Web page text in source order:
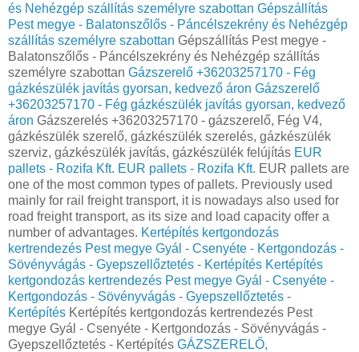
és Nehézgép szállítás személyre szabottan Gépszállítás
Pest megye - Balatonszőlős - Páncélszekrény és Nehézgép
szállítás személyre szabottan Gépszállítás Pest megye -
Balatonszőlős - Páncélszekrény és Nehézgép szállítás
személyre szabottan Gázszerelő +36203257170 - Fég
gázkészülék javítás gyorsan, kedvező áron Gázszerelő
+36203257170 - Fég gázkészülék javítás gyorsan, kedvező
áron Gázszerelés +36203257170 - gázszerelő, Fég V4,
gázkészülék szerelő, gázkészülék szerelés, gázkészülék
szerviz, gázkészülék javítás, gázkészülék felújítás EUR
pallets - Rozifa Kft. EUR pallets - Rozifa Kft. EUR pallets are
one of the most common types of pallets. Previously used
mainly for rail freight transport, it is nowadays also used for
road freight transport, as its size and load capacity offer a
number of advantages. Kertépítés kertgondozás
kertrendezés Pest megye Gyál - Csenyéte - Kertgondozás -
Sövényvágás - Gyepszellőztetés - Kertépítés Kertépítés
kertgondozás kertrendezés Pest megye Gyál - Csenyéte -
Kertgondozás - Sövényvágás - Gyepszellőztetés -
Kertépítés Kertépítés kertgondozás kertrendezés Pest
megye Gyál - Csenyéte - Kertgondozás - Sövényvágás -
Gyepszellőztetés - Kertépítés GÁZSZERELŐ,